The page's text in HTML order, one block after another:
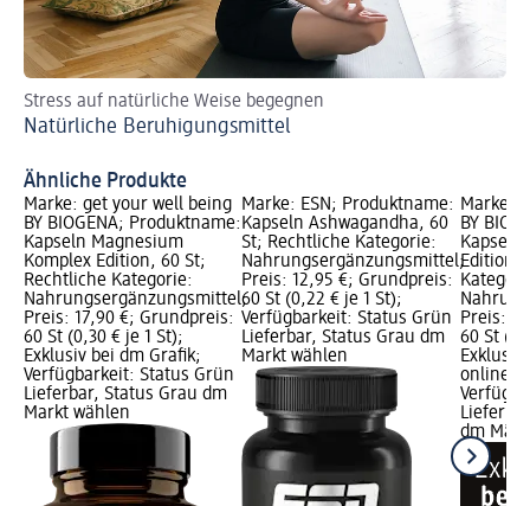
Stress auf natürliche Weise begegnen
Natürliche Beruhigungsmittel
Ähnliche Produkte
Marke: get your well being
BY BIOGENA; Produktname:
Kapseln Magnesium
Komplex Edition, 60 St;
Rechtliche Kategorie:
Nahrungsergänzungsmittel;
Preis: 17,90 €; Grundpreis:
60 St (0,30 € je 1 St);
Exklusiv bei dm Grafik;
Verfügbarkeit: Status Grün
Lieferbar, Status Grau dm
Markt wählen
Marke: ESN; Produktname:
Kapseln Ashwagandha, 60
St; Rechtliche Kategorie:
Nahrungsergänzungsmittel;
Preis: 12,95 €; Grundpreis:
60 St (0,22 € je 1 St);
Verfügbarkeit: Status Grün
Lieferbar, Status Grau dm
Markt wählen
Marke:
BY
Kapseln
Edition,
Preis:
60 St
online
dm